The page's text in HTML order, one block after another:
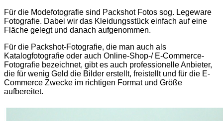
Für die Modefotografie sind Packshot Fotos sog. Legeware
Fotografie. Dabei wir das Kleidungsstück einfach auf eine
Fläche gelegt und danach aufgenommen.
Für die Packshot-Fotografie, die man auch als
Katalogfotografie oder auch Online-Shop-/ E-Commerce-
Fotografie bezeichnet, gibt es auch professionelle Anbieter,
die für wenig Geld die Bilder erstellt, freistellt und für die E-
Commerce Zwecke im richtigen Format und Größe
aufbereitet.